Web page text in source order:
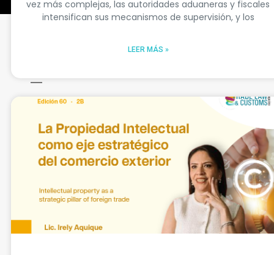
vez más complejas, las autoridades aduaneras y fiscales
intensifican sus mecanismos de supervisión, y los
LEER MÁS »
Mantente siempre informado
No te pierdas ninguna actualización.
Suscríbete y recibe en tu correo
nuestras nuevas ediciones, noticias,
cursos, eventos y recursos
especializados en comercio exterior y
aduanas.